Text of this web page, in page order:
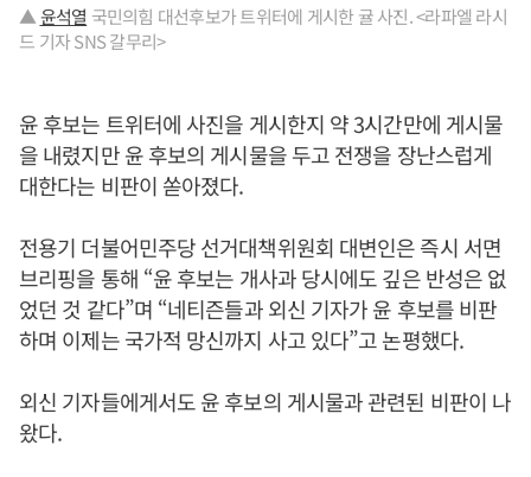
▲윤석열 국민의힘 대선후보가 트위터에 게시한 귤 사진. <라파엘 라시
드 기자 SNS 갈무리>
윤 후보는 트위터에 사진을 게시한지 약 3시간만에 게시물
을 내렸지만 윤 후보의 게시물을 두고 전쟁을 장난스럽게
대한다는 비판이 쏟아졌다.
전용기 더불어민주당 선거대책위원회 대변인은 즉시 서면
브리핑을 통해 “윤 후보는 개사과 당시에도 깊은 반성은 없
었던 것 같다”며 “네티즌들과 외신 기자가 윤 후보를 비판
하며 이제는 국가적 망신까지 사고 있다”고 논평했다.
외신 기자들에게서도 윤 후보의 게시물과 관련된 비판이 나
왔다.